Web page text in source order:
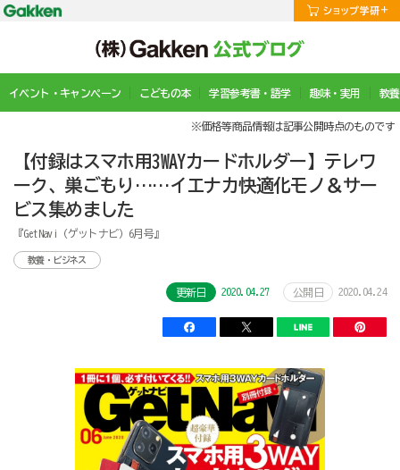
イベント・キャンペーン こどもの本 学習参考書・語学 趣味・実用 教
※価格等商品情報は記事公開時点のものです
【付録はスマホ用3WAYカードホルダー】テレワ
ーク、巣ごもり……イエナカ快適化モノ＆サー
ビス集めました
『GetNavi（ゲットナビ）6月号』
教養・ビジネス
更新日 2020.04.27 公開日 2020.04.24